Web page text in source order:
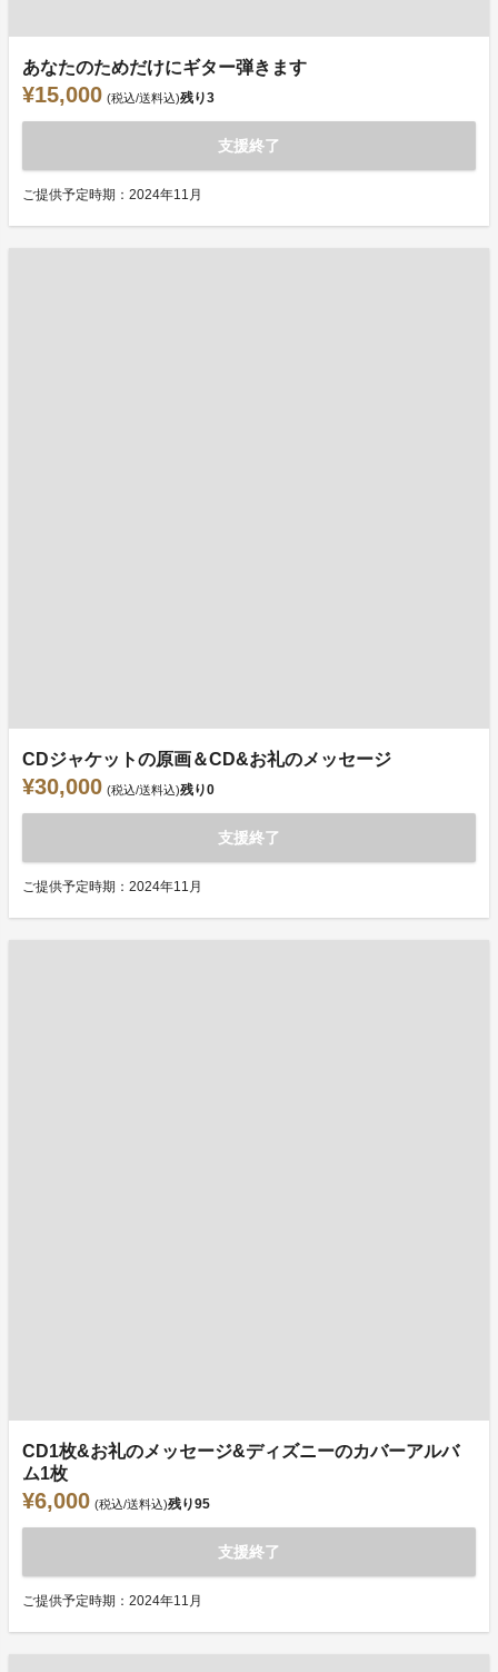
あなたのためだけにギター弾きます
¥15,000 (税込/送料込)残り3
支援終了
ご提供予定時期：2024年11月
CDジャケットの原画＆CD&お礼のメッセージ
¥30,000 (税込/送料込)残り0
支援終了
ご提供予定時期：2024年11月
CD1枚&お礼のメッセージ&ディズニーのカバーアルバ
ム1枚
¥6,000 (税込/送料込)残り95
支援終了
ご提供予定時期：2024年11月